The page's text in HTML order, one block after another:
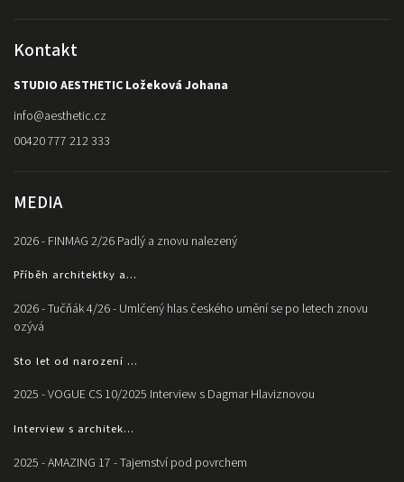
Kontakt
STUDIO AESTHETIC Ložeková Johana
info@aesthetic.cz
00420 777 212 333
MEDIA
2026 - FINMAG 2/26 Padlý a znovu nalezený
Příběh architektky a...
2026 - Tučňák 4/26 - Umlčený hlas českého umění se po letech znovu
ozývá
Sto let od narození ...
2025 - VOGUE CS 10/2025 Interview s Dagmar Hlaviznovou
Interview s architek...
2025 - AMAZING 17 - Tajemství pod povrchem